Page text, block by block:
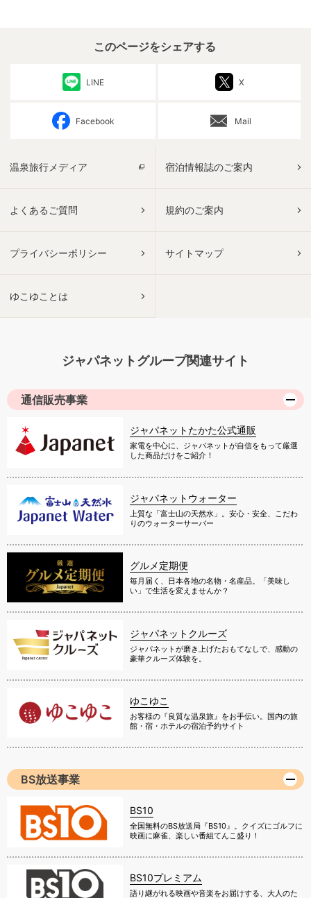
このページをシェアする
LINE X
Facebook Mail
温泉旅行メディア 宿泊情報誌のご案内
よくあるご質問 規約のご案内
プライバシーポリシー サイトマップ
ゆこゆことは
ジャパネットグループ関連サイト
通信販売事業
ジャパネットたかた公式通販
家電を中心に、ジャパネットが自信をもって厳選
した商品だけをご紹介！
ジャパネットウォーター
上質な「富士山の天然水」。安心・安全、こだわ
りのウォーターサーバー
グルメ定期便
毎月届く、日本各地の名物・名産品。「美味し
い」で生活を変えませんか？
ジャパネットクルーズ
ジャパネットが磨き上げたおもてなしで、感動の
豪華クルーズ体験を。
ゆこゆこ
お客様の『良質な温泉旅』をお手伝い。国内の旅
館・宿・ホテルの宿泊予約サイト
BS放送事業
BS10
全国無料のBS放送局『BS10』。クイズにゴルフに
映画に麻雀、楽しい番組てんこ盛り！
BS10プレミアム
語り継がれる映画や音楽をお届けする、大人のた